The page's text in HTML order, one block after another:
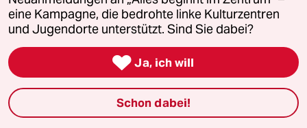
Denn letztlich sind BEIDE THEMEN lediglich
zwei Seiten der GLEICHEN Medaille!!!
;-)
RB Rolf B.
22.03.2020,20:52 Uhr
eine Kampagne, die bedrohte linke Kulturzentren
und Jugendorte unterstützt. Sind Sie dabei?
 Ja, ich will
Schon dabei!